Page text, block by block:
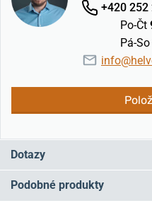
+420 252
Po-Čt
Pá-So
Dotazy
Máte otázku?
Podobné produkty